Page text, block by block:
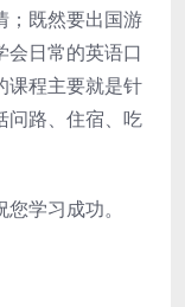
；既然要出国游
会日常的英语口
课程主要就是针
问路、住宿、吃
您学习成功。